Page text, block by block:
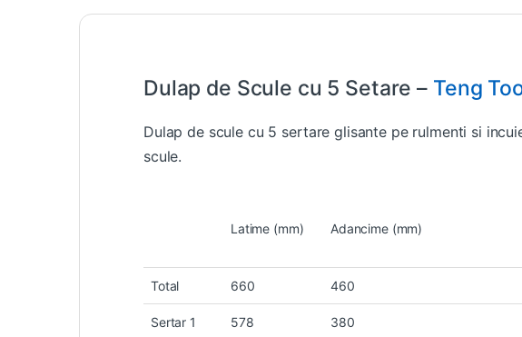
Dulap de Scule cu 5 Setare – Teng
Dulap de scule cu 5 sertare glisante pe rulmenti si
scule.
Latime (mm) Adancime (mm)
Total 660 460
Sertar 1 578 380